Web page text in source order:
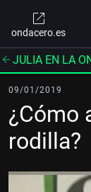
ondacero.es
JULIA EN LA
09/01/2019
¿Cómo
rodilla?